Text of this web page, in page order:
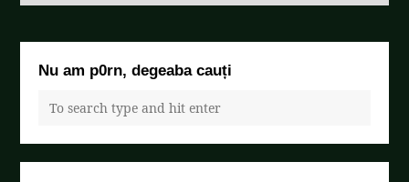
Nu am p0rn, degeaba cauți